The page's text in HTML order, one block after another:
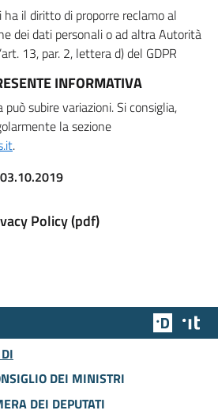
ha il diritto di proporre reclamo al
dei dati personali o ad altra Autorità
13, par. 2, lettera d) del GDPR
INFORMATIVA
subire variazioni. Si consiglia,
la sezione
.
03.10.2019
Policy (pdf)
Team
DEI MINISTRI
DEI DEPUTATI